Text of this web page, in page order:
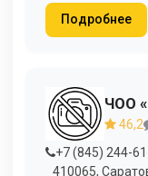
Подробнее
ЧОО
46,2
+7 (845) 244-
410065,